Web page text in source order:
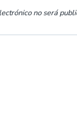
no será